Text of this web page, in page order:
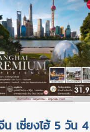
น เซี่ยงไฮ้ 5 วัน